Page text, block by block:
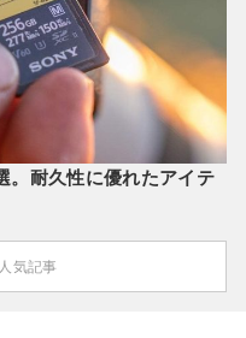
。耐久性に優れたアイテ
気記事